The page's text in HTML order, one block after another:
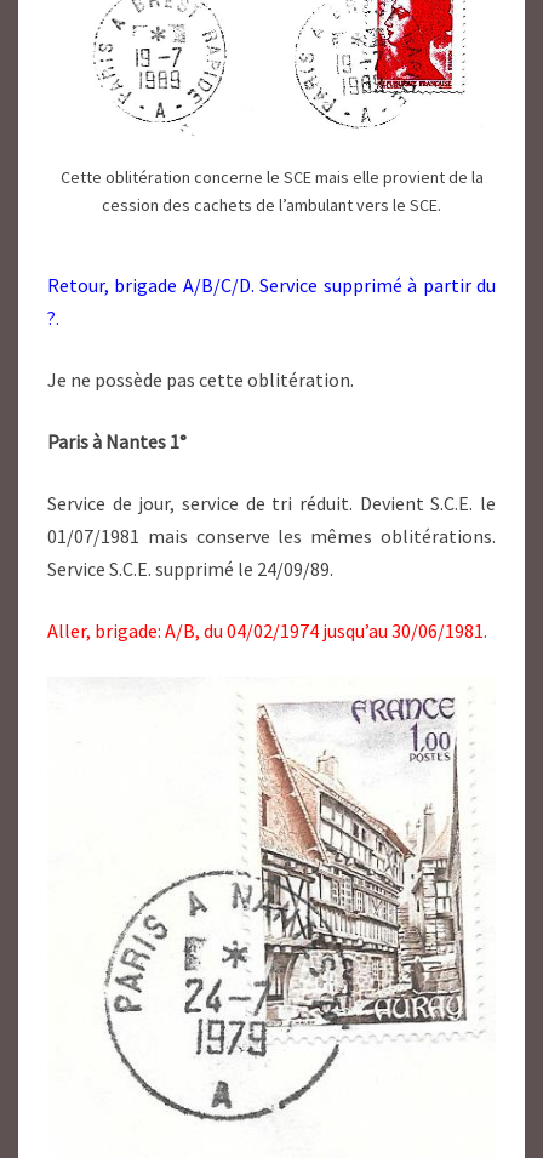
Cette oblitération concerne le SCE mais elle provient de la
cession des cachets de l’ambulant vers le SCE.
Retour, brigade A/B/C/D. Service supprimé à partir du
?.
Je ne possède pas cette oblitération.
Paris à Nantes 1°
Service de jour, service de tri réduit. Devient S.C.E. le
01/07/1981 mais conserve les mêmes oblitérations.
Service S.C.E. supprimé le 24/09/89.
Aller, brigade: A/B, du 04/02/1974 jusqu’au 30/06/1981.